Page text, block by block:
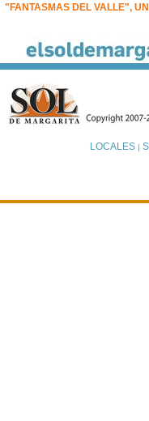
"FANTASMAS DEL VALLE",
LOCALES|